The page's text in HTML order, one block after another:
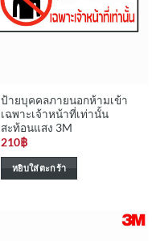
ป้ายบุคคลภายนอกห้ามเข้า
เฉพาะเจ้าหน้าที่เท่านั้น
สะท้อนแสง 3M
210฿
หยิบใส่ตะกร้า